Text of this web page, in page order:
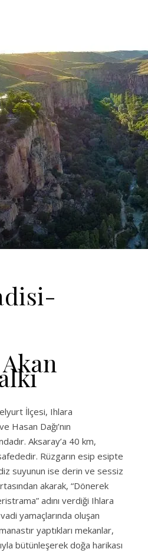
İlçesi, Ihlara
Hasan Dağı’nın
Aksaray’a 40 km,
Rüzgarın esip esipte
suyunun ise derin ve sessiz
akarak, “Dönerek
adını verdiği Ihlara
yamaçlarında oluşan
yaptıkları mekanlar,
bütünleşerek doğa harikası